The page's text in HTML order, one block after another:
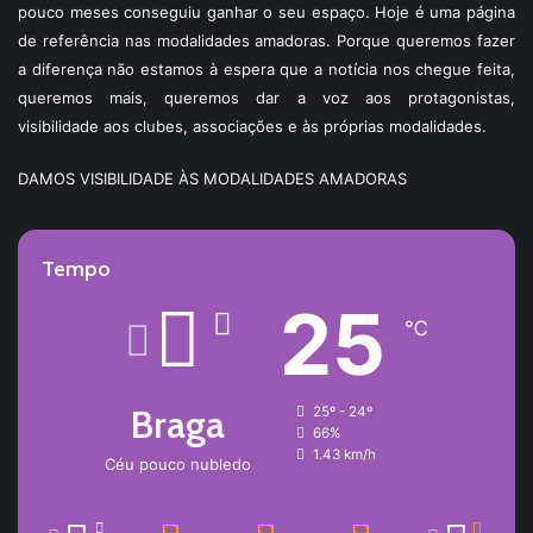
pouco meses conseguiu ganhar o seu espaço. Hoje é uma página
de referência nas modalidades amadoras. Porque queremos fazer
a diferença não estamos à espera que a notícia nos chegue feita,
queremos mais, queremos dar a voz aos protagonistas,
visibilidade aos clubes, associações e às próprias modalidades.
DAMOS VISIBILIDADE ÀS MODALIDADES AMADORAS
Tempo
Braga
Céu pouco nubledo
25 ℃
25º - 24º
66%
1.43 km/h